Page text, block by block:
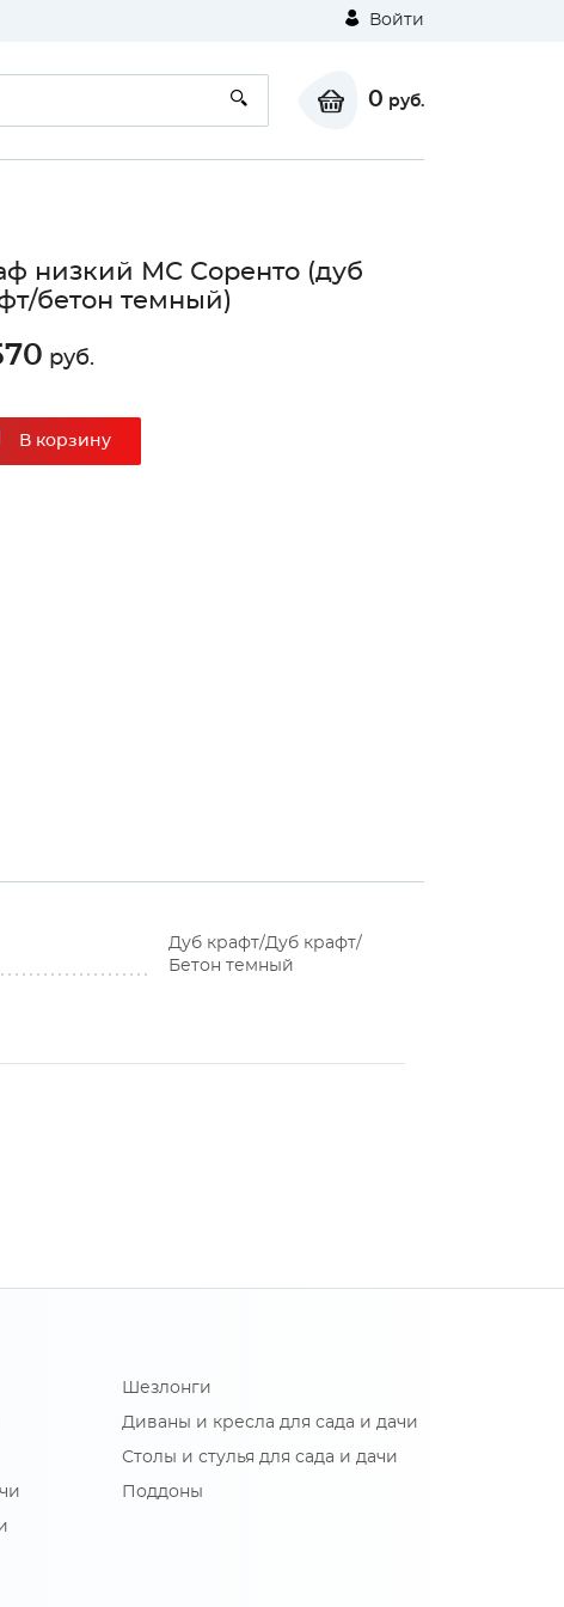
Войти
0 руб.
⚠
низкий МС Соренто (дуб
бетон темный)
руб.
В корзину
Дуб крафт/Дуб крафт/
Бетон темный
Шезлонги
Диваны и кресла для сада и дачи
Столы и стулья для сада и дачи
Поддоны